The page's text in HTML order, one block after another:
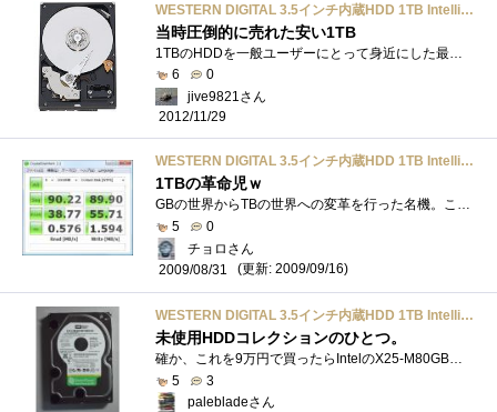
WESTERN DIGITAL 3.5インチ内蔵HDD 1TB IntelliSeek 16MB SATA 3.5inch(GP333) WD10EACS-D6B0
当時圧倒的に売れた安い1TB
6
0
jive9821さん
2012/11/29
WESTERN DIGITAL 3.5インチ内蔵HDD 1TB IntelliSeek 16MB SATA 3.5inch(GP333) WD10EACS-D6B0
1TBの革命児ｗ
GBの世界からTBの世界への変革を行った名機。これでWDのブランドも確立された気がします。ちなみに結構持ってますが、1台は不良セクタを出して�...
5
0
チョロさん
2009/08/31
(更新: 2009/09/16)
WESTERN DIGITAL 3.5インチ内蔵HDD 1TB IntelliSeek 16MB SATA 3.5inch(GP333) WD10EACS-D6B0
未使用HDDコレクションのひとつ。
確か、これを9万円で買ったらIntelのX25-M80GBが付いてきた記憶があります。X25MG1が発売された直後の話です。その後、HDD単体でも購入していますが�...
5
3
palebladeさん